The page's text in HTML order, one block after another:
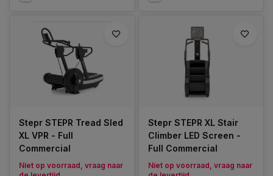
Stepr STEPR Tread Sled
XL VPR - Full
Commercial
Niet op voorraad, vraag naar
Stepr STEPR XL Stair
Climber LED Screen -
Full Commercial
Niet op voorraad, vraag naar